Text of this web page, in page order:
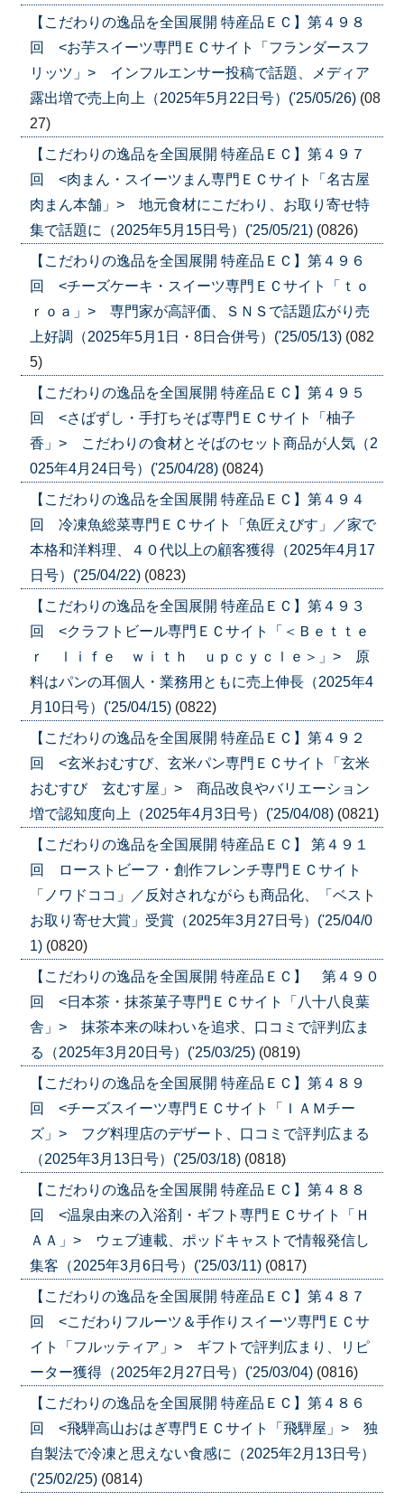
【こだわりの逸品を全国展開 特産品ＥＣ】第４９８
回 <お芋スイーツ専門ＥＣサイト「フランダースフ
リッツ」> インフルエンサー投稿で話題、メディア
露出増で売上向上（2025年5月22日号）('25/05/26) (08
27)
【こだわりの逸品を全国展開 特産品ＥＣ】第４９７
回 <肉まん・スイーツまん専門ＥＣサイト「名古屋
肉まん本舗」> 地元食材にこだわり、お取り寄せ特
集で話題に（2025年5月15日号）('25/05/21) (0826)
【こだわりの逸品を全国展開 特産品ＥＣ】第４９６
回 <チーズケーキ・スイーツ専門ＥＣサイト「ｔｏ
ｒｏａ」> 専門家が高評価、ＳＮＳで話題広がり売
上好調（2025年5月1日・8日合併号）('25/05/13) (082
5)
【こだわりの逸品を全国展開 特産品ＥＣ】第４９５
回 <さばずし・手打ちそば専門ＥＣサイト「柚子
香」> こだわりの食材とそばのセット商品が人気（2
025年4月24日号）('25/04/28) (0824)
【こだわりの逸品を全国展開 特産品ＥＣ】第４９４
回 冷凍魚総菜専門ＥＣサイト「魚匠えびす」／家で
本格和洋料理、４０代以上の顧客獲得（2025年4月17
日号）('25/04/22) (0823)
【こだわりの逸品を全国展開 特産品ＥＣ】第４９３
回 <クラフトビール専門ＥＣサイト「＜Ｂｅｔｔｅ
ｒ ｌｉｆｅ ｗｉｔｈ ｕｐｃｙｃｌｅ＞」> 原
料はパンの耳個人・業務用ともに売上伸長（2025年4
月10日号）('25/04/15) (0822)
【こだわりの逸品を全国展開 特産品ＥＣ】第４９２
回 <玄米おむすび、玄米パン専門ＥＣサイト「玄米
おむすび 玄むす屋」> 商品改良やバリエーション
増で認知度向上（2025年4月3日号）('25/04/08) (0821)
【こだわりの逸品を全国展開 特産品ＥＣ】 第４９１
回 ローストビーフ・創作フレンチ専門ＥＣサイト
「ノワドココ」／反対されながらも商品化、「ベスト
お取り寄せ大賞」受賞（2025年3月27日号）('25/04/0
1) (0820)
【こだわりの逸品を全国展開 特産品ＥＣ】 第４９０
回 <日本茶・抹茶菓子専門ＥＣサイト「八十八良葉
舎」> 抹茶本来の味わいを追求、口コミで評判広ま
る（2025年3月20日号）('25/03/25) (0819)
【こだわりの逸品を全国展開 特産品ＥＣ】第４８９
回 <チーズスイーツ専門ＥＣサイト「ＩＡＭチー
ズ」> フグ料理店のデザート、口コミで評判広まる
（2025年3月13日号）('25/03/18) (0818)
【こだわりの逸品を全国展開 特産品ＥＣ】第４８８
回 <温泉由来の入浴剤・ギフト専門ＥＣサイト「Ｈ
ＡＡ」> ウェブ連載、ポッドキャストで情報発信し
集客（2025年3月6日号）('25/03/11) (0817)
【こだわりの逸品を全国展開 特産品ＥＣ】第４８７
回 <こだわりフルーツ＆手作りスイーツ専門ＥＣサ
イト「フルッティア」> ギフトで評判広まり、リピ
ーター獲得（2025年2月27日号）('25/03/04) (0816)
【こだわりの逸品を全国展開 特産品ＥＣ】第４８６
回 <飛騨高山おはぎ専門ＥＣサイト「飛騨屋」> 独
自製法で冷凍と思えない食感に（2025年2月13日号）
('25/02/25) (0814)